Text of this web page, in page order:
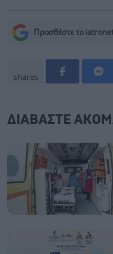
Προσθέστε το
shares
ΔΙΑΒΑΣΤΕ